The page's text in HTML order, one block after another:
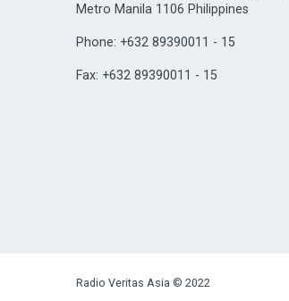
Metro Manila 1106 Philippines
Phone: +632 89390011 - 15
Fax: +632 89390011 - 15
Radio Veritas Asia © 2022